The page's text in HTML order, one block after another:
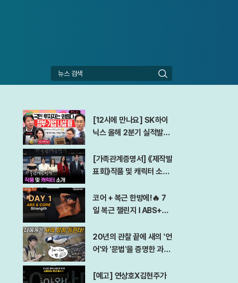
검
색
[12시에 만나요] SK하이
닉스 올해 2분기 실적발표
아쉬운 점은?ㅣ김경일 아
주대 심리학과 교수ㅣ202
[가족관계증명서] 《제작발
표회》작품 및 캐릭터 소개
코어 + 복근 한방에!🔥 7
일 복근 챌린지 l ABS+C
e l 7 days Abs Challen
ge
20년의 관찰 끝에 새의 '언
어'와 '문법'을 증명한 과학
[예고] 연상호X김현주가